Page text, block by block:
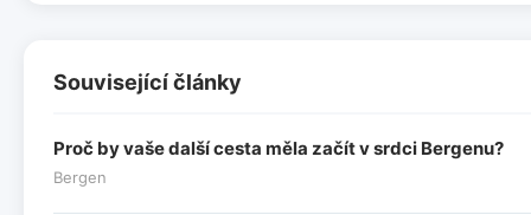
Související články
Proč by vaše další cesta měla začít v srdci Bergenu?
Bergen